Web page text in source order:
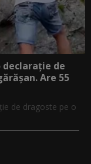
declarație de
Are 55
de dragoste pe o